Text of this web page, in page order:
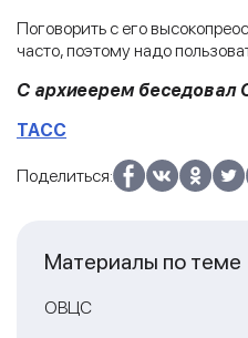
Поговорить с его
часто, поэтому надо
С архиеерем беседовал
ТАСС
Поделиться:
Материалы по теме
ОВЦС